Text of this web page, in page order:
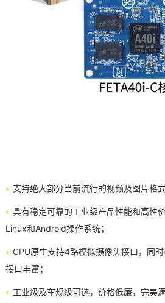
◐ 支持绝大部分当前流行的视频及图片格式
◐ 具有稳定可靠的工业级产品性能和高性
Linux和Android操作系统；
◐ CPU原生支持4路模拟摄像头接口，同
接口丰富；
◐ 工业级及车规级可选，价格低廉，完美